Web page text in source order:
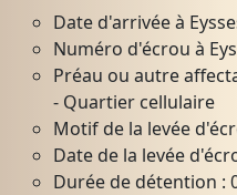
Date d'arrivée à
Numéro d'écrou à
Préau ou autre
- Quartier cellulaire
Motif de la levée
Date de la levée
Durée de détention :